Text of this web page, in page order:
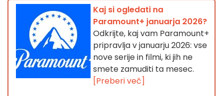
Kaj si ogledati na
Paramount+ januarja 2026?
Odkrijte, kaj vam Paramount+
pripravlja v januarju 2026: vse
nove serije in filmi, ki jih ne
smete zamuditi ta mesec.
[Preberi več]